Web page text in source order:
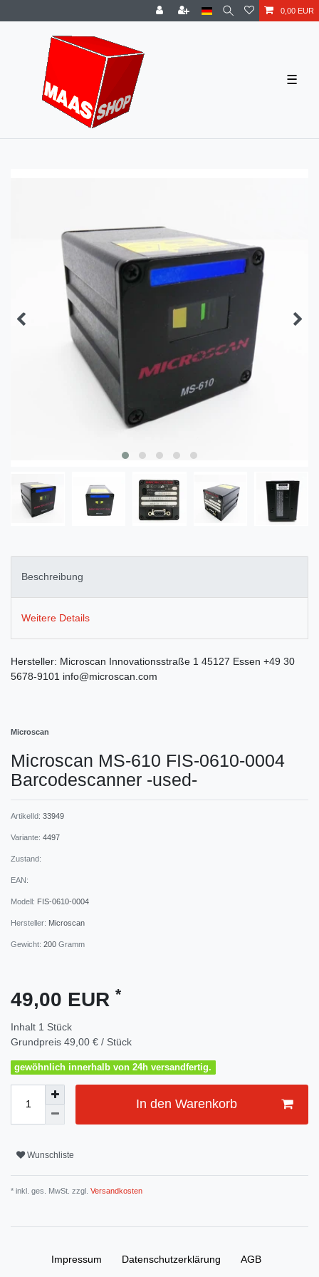
0,00 EUR
☰
Beschreibung
Weitere Details
Hersteller: Microscan Innovationsstraße 1 45127 Essen +49 30
5678-9101 info@microscan.com
Microscan
Microscan MS-610 FIS-0610-0004
Barcodescanner -used-
ArtikelId: 33949
Variante: 4497
Zustand:
EAN:
Modell: FIS-0610-0004
Hersteller: Microscan
Gewicht: 200 Gramm
49,00 EUR *
Inhalt 1 Stück
Grundpreis 49,00 € / Stück
gewöhnlich innerhalb von 24h versandfertig.
In den Warenkorb
Wunschliste
* inkl. ges. MwSt. zzgl. Versandkosten
Impressum Daten­schutz­erklärung AGB